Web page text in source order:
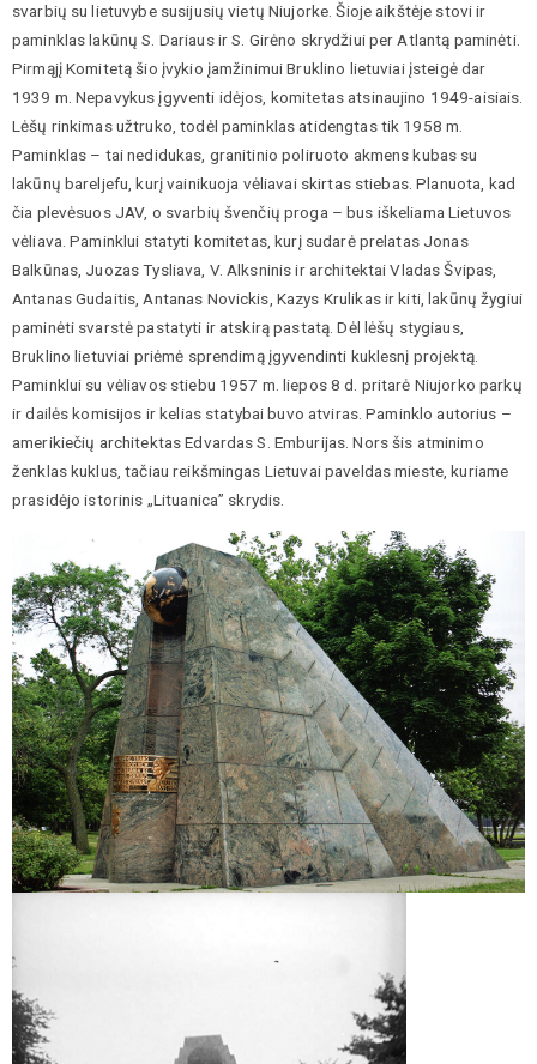
svarbių su lietuvybe susijusių vietų Niujorke. Šioje aikštėje stovi ir
paminklas lakūnų S. Dariaus ir S. Girėno skrydžiui per Atlantą paminėti.
Pirmąjį Komitetą šio įvykio įamžinimui Bruklino lietuviai įsteigė dar
1939 m. Nepavykus įgyventi idėjos, komitetas atsinaujino 1949-aisiais.
Lėšų rinkimas užtruko, todėl paminklas atidengtas tik 1958 m.
Paminklas – tai nedidukas, granitinio poliruoto akmens kubas su
lakūnų bareljefu, kurį vainikuoja vėliavai skirtas stiebas. Planuota, kad
čia plevėsuos JAV, o svarbių švenčių proga – bus iškeliama Lietuvos
vėliava. Paminklui statyti komitetas, kurį sudarė prelatas Jonas
Balkūnas, Juozas Tysliava, V. Alksninis ir architektai Vladas Švipas,
Antanas Gudaitis, Antanas Novickis, Kazys Krulikas ir kiti, lakūnų žygiui
paminėti svarstė pastatyti ir atskirą pastatą. Dėl lėšų stygiaus,
Bruklino lietuviai priėmė sprendimą įgyvendinti kuklesnį projektą.
Paminklui su vėliavos stiebu 1957 m. liepos 8 d. pritarė Niujorko parkų
ir dailės komisijos ir kelias statybai buvo atviras. Paminklo autorius –
amerikiečių architektas Edvardas S. Emburijas. Nors šis atminimo
ženklas kuklus, tačiau reikšmingas Lietuvai paveldas mieste, kuriame
prasidėjo istorinis „Lituanica” skrydis.